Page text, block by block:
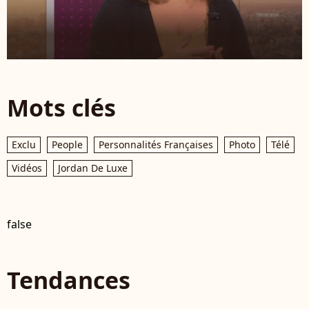
Mots clés
Exclu People Personnalités Françaises Photo
Télé
Vidéos
Jordan De Luxe
false
Tendances